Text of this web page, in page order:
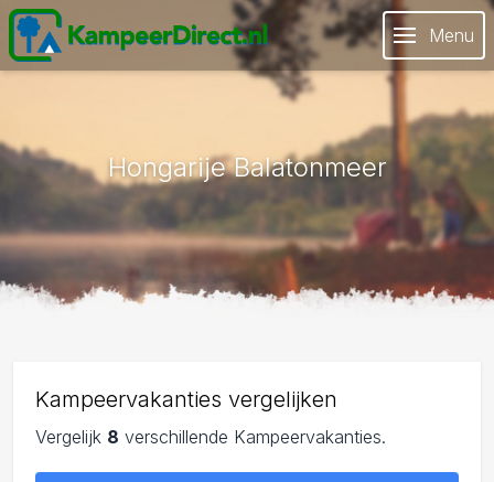
Menu
Hongarije Balatonmeer
Kampeervakanties vergelijken
Vergelijk 8 verschillende Kampeervakanties.